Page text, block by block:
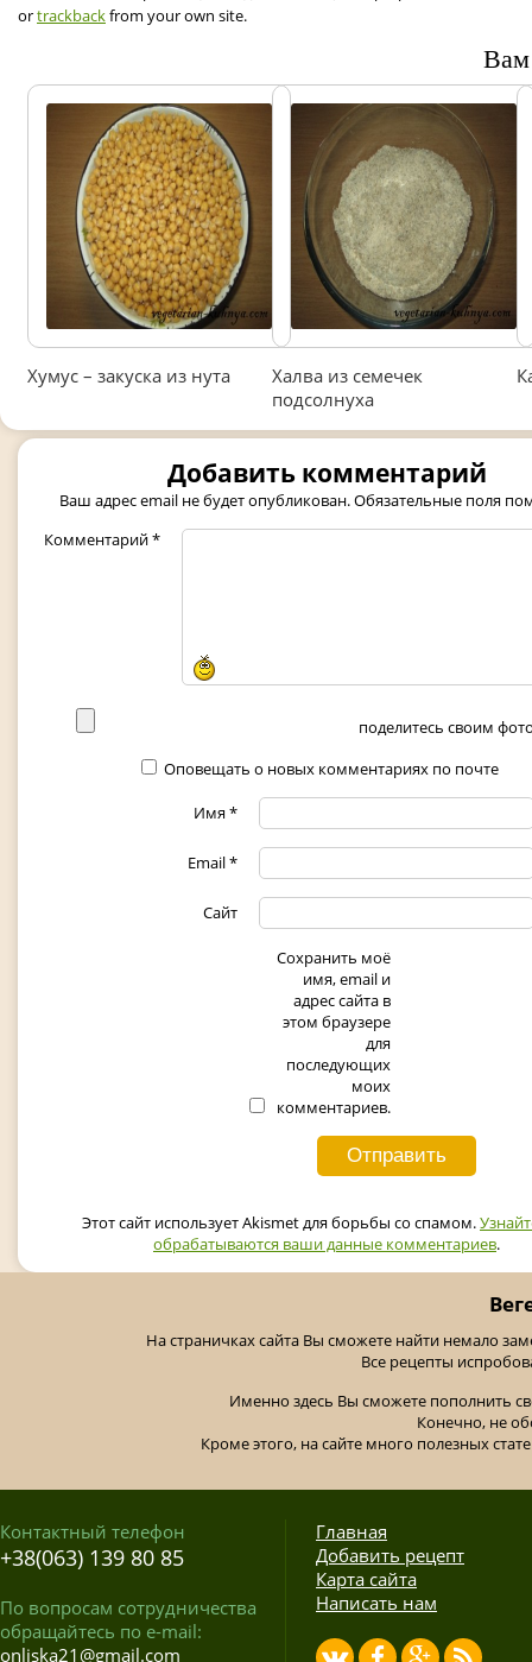
ortrackbackfrom your own site.
Вам
Хумус – закуска из нута
Халва из семечек
подсолнуха
Добавить комментарий
Ваш адрес email не будет опубликован.Обязательные поля
Комментарий*
поделитесь своим
Оповещать о новых комментариях по почте
Имя*
Email*
Сайт
Сохранить моё
имя, email и
адрес сайта в
этом браузере
для
последующих
моих
комментариев.
Этот сайт использует Akismet для борьбы со спамом.
обрабатываются ваши данные комментариев.
На страничках сайта Вы сможете найти немало
Все рецепты
Именно здесь Вы сможете пополнить
Конечно, не
Кроме этого, на сайте много полезных
Контактный телефон
+38(063) 139 80 85
По вопросам сотрудничества
обращайтесь по e-mail:
onliska21@gmail.com
Главная
Добавить рецепт
Карта сайта
Написать нам